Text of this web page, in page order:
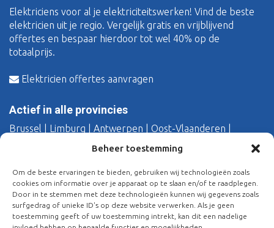
Beheer toestemming
Om de beste ervaringen te bieden, gebruiken wij technologieën zoals
cookies om informatie over je apparaat op te slaan en/of te raadplegen.
Door in te stemmen met deze technologieën kunnen wij gegevens zoals
surfgedrag of unieke ID's op deze website verwerken. Als je geen
toestemming geeft of uw toestemming intrekt, kan dit een nadelige
Elektriciens voor al je elektriciteitswerken! Vind de beste
elektricien uit je regio. Vergelijk gratis en vrijblijvend
offertes en bespaar hierdoor tot wel 40% op de
totaalprijs.
Elektricien offertes aanvragen
Actief in alle provincies
Brussel Limburg Antwerpen Oost-Vlaanderen
Over Mvuelektro
Wie zijn wij?
Bij jou in de provincie